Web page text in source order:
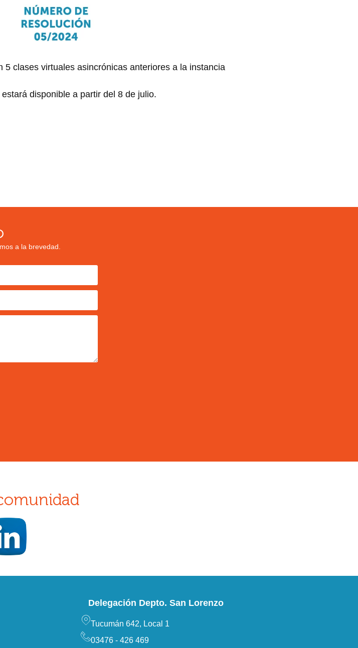
clases virtuales asincrónicas anteriores a la instancia
disponible a partir del 8 de julio.
a la brevedad.
Delegación Depto. San Lorenzo
Tucumán 642, Local 1
03476 - 426 469